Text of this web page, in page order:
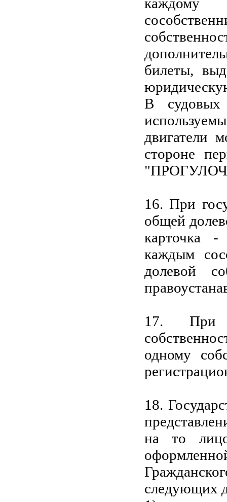
билеты,
В судовых
двигатели
стороне
16. При
общей
карточка -
каждым
долевой
17. При
одному
18.
на то
следующих